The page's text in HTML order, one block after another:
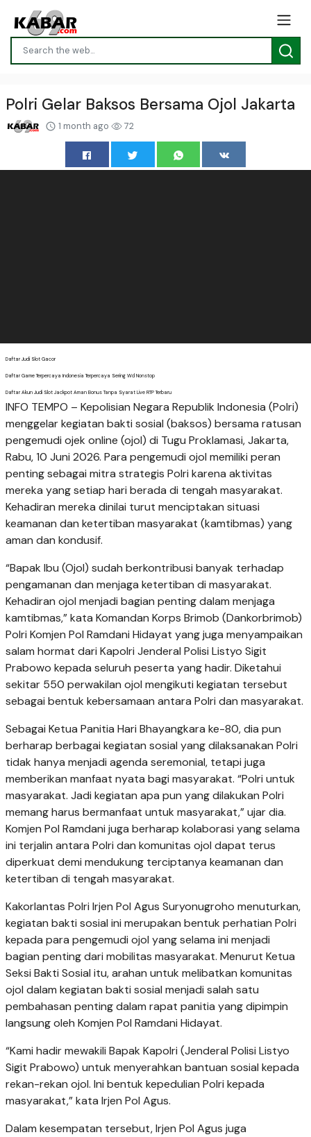
Polri Gelar Baksos Bersama Ojol Jakarta
1 month ago 72
Daftar Judi Slot Gacor
Daftar Game Terpercaya Indonesia Terpercaya Sering Wd Nonstop
Daftar Akun Judi Slot Jackpot Aman Bonus Tanpa Syarat Live RTP Terbaru
INFO TEMPO – Kepolisian Negara Republik Indonesia (Polri)
menggelar kegiatan bakti sosial (baksos) bersama ratusan
pengemudi ojek online (ojol) di Tugu Proklamasi, Jakarta,
Rabu, 10 Juni 2026. Para pengemudi ojol memiliki peran
penting sebagai mitra strategis Polri karena aktivitas
mereka yang setiap hari berada di tengah masyarakat.
Kehadiran mereka dinilai turut menciptakan situasi
keamanan dan ketertiban masyarakat (kamtibmas) yang
aman dan kondusif.
“Bapak Ibu (Ojol) sudah berkontribusi banyak terhadap
pengamanan dan menjaga ketertiban di masyarakat.
Kehadiran ojol menjadi bagian penting dalam menjaga
kamtibmas,” kata Komandan Korps Brimob (Dankorbrimob)
Polri Komjen Pol Ramdani Hidayat yang juga menyampaikan
salam hormat dari Kapolri Jenderal Polisi Listyo Sigit
Prabowo kepada seluruh peserta yang hadir. Diketahui
sekitar 550 perwakilan ojol mengikuti kegiatan tersebut
sebagai bentuk kebersamaan antara Polri dan masyarakat.
Sebagai Ketua Panitia Hari Bhayangkara ke-80, dia pun
berharap berbagai kegiatan sosial yang dilaksanakan Polri
tidak hanya menjadi agenda seremonial, tetapi juga
memberikan manfaat nyata bagi masyarakat. “Polri untuk
masyarakat. Jadi kegiatan apa pun yang dilakukan Polri
memang harus bermanfaat untuk masyarakat,” ujar dia.
Komjen Pol Ramdani juga berharap kolaborasi yang selama
ini terjalin antara Polri dan komunitas ojol dapat terus
diperkuat demi mendukung terciptanya keamanan dan
ketertiban di tengah masyarakat.
Kakorlantas Polri Irjen Pol Agus Suryonugroho menuturkan,
kegiatan bakti sosial ini merupakan bentuk perhatian Polri
kepada para pengemudi ojol yang selama ini menjadi
bagian penting dari mobilitas masyarakat. Menurut Ketua
Seksi Bakti Sosial itu, arahan untuk melibatkan komunitas
ojol dalam kegiatan bakti sosial menjadi salah satu
pembahasan penting dalam rapat panitia yang dipimpin
langsung oleh Komjen Pol Ramdani Hidayat.
“Kami hadir mewakili Bapak Kapolri (Jenderal Polisi Listyo
Sigit Prabowo) untuk menyerahkan bantuan sosial kepada
rekan-rekan ojol. Ini bentuk kepedulian Polri kepada
masyarakat,” kata Irjen Pol Agus.
Dalam kesempatan tersebut, Irjen Pol Agus juga